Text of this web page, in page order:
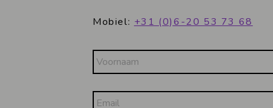
Mobiel:+31 (0)6-20 53 73 68
Naam
Voornaam
Email